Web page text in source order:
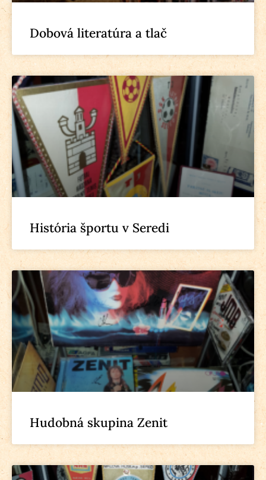
Dobová literatúra a tlač
História športu v Seredi
Hudobná skupina Zenit